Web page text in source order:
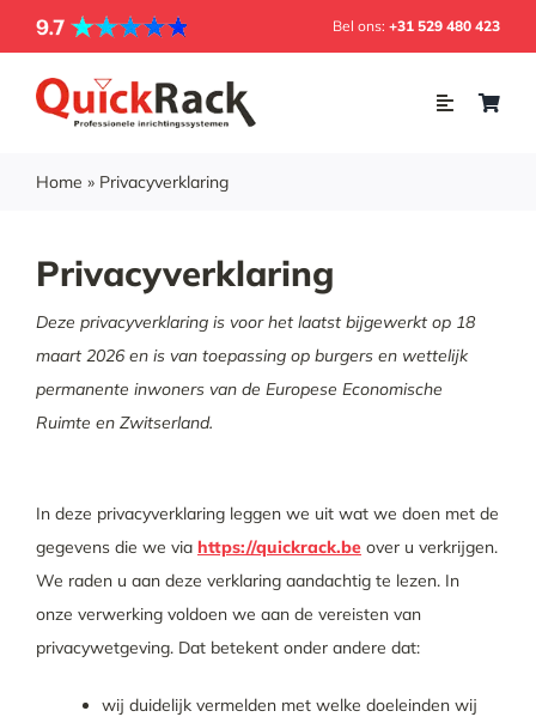
Skip
to
content
Bel ons:+31 529 480 423
Toggle
Home
Over ons
Tijdelijke promotie
Contact
Home » Privacyverklaring
Privacyverklaring
Deze privacyverklaring is voor het laatst bijgewerkt op 18
maart 2026 en is van toepassing op burgers en wettelijk
permanente inwoners van de Europese Economische
Ruimte en Zwitserland.
In deze privacyverklaring leggen we uit wat we doen met de
gegevens die we via https://quickrack.beover u verkrijgen.
We raden u aan deze verklaring aandachtig te lezen. In
onze verwerking voldoen we aan de vereisten van
privacywetgeving. Dat betekent onder andere dat:
wij duidelijk vermelden met welke doeleinden wij